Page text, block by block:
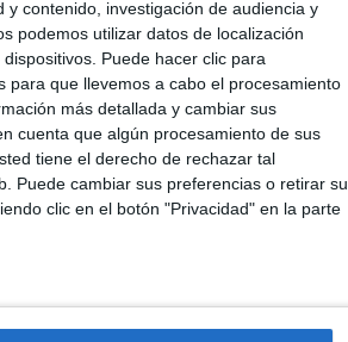
contenido, investigación de audiencia y
podemos utilizar datos de localización
Puede hacer clic para
que llevemos a cabo el procesamiento
más detallada y cambiar sus
cuenta que algún procesamiento de sus
tiene el derecho de rechazar tal
Puede cambiar sus preferencias o retirar su
clic en el botón "Privacidad" en la parte
y
de
de Trabajo